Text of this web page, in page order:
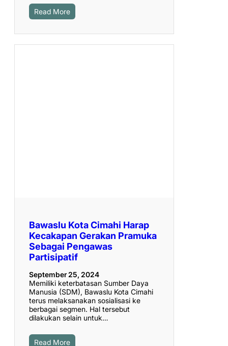
Read More
Bawaslu Kota Cimahi Harap
Kecakapan Gerakan Pramuka
Sebagai Pengawas
Partisipatif
September 25, 2024
Memiliki keterbatasan Sumber Daya
Manusia (SDM), Bawaslu Kota Cimahi
terus melaksanakan sosialisasi ke
berbagai segmen. Hal tersebut
dilakukan selain untuk…
Read More